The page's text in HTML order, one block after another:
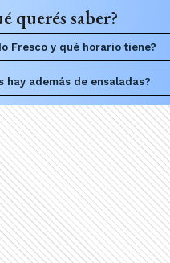
querés saber?
Fresco y qué horario tiene?
hay además de ensaladas?